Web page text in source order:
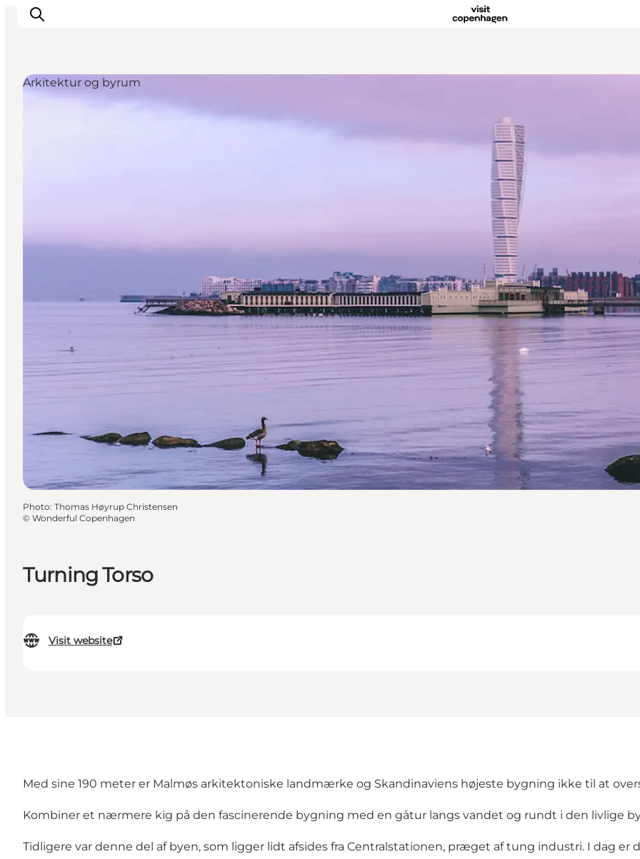
Turning Torso
Visit website
Arkitektur og byrum
Photo: Thomas Høyrup Christensen
© Wonderful Copenhagen
Med sine 190 meter er Malmøs arkitektoniske landmærke og Skandinaviens højeste bygning ikke til at
Kombiner et nærmere kig på den fascinerende bygning med en gåtur langs vandet og rundt i den livlige
Tidligere var denne del af byen, som ligger lidt afsides fra Centralstationen, præget af tung industri. I dag er